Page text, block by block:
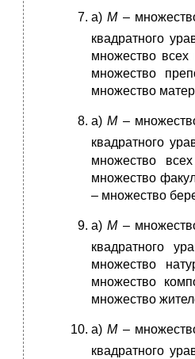
а)М–
квадратного
множество всех
множество
множество
а)М–
квадратного
множество
множество
– множество
а)М–
квадратного
множество
множество
множество
а)М–
квадратного